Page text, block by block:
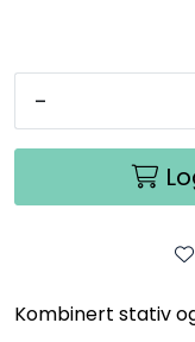
-
Kombinert stativ